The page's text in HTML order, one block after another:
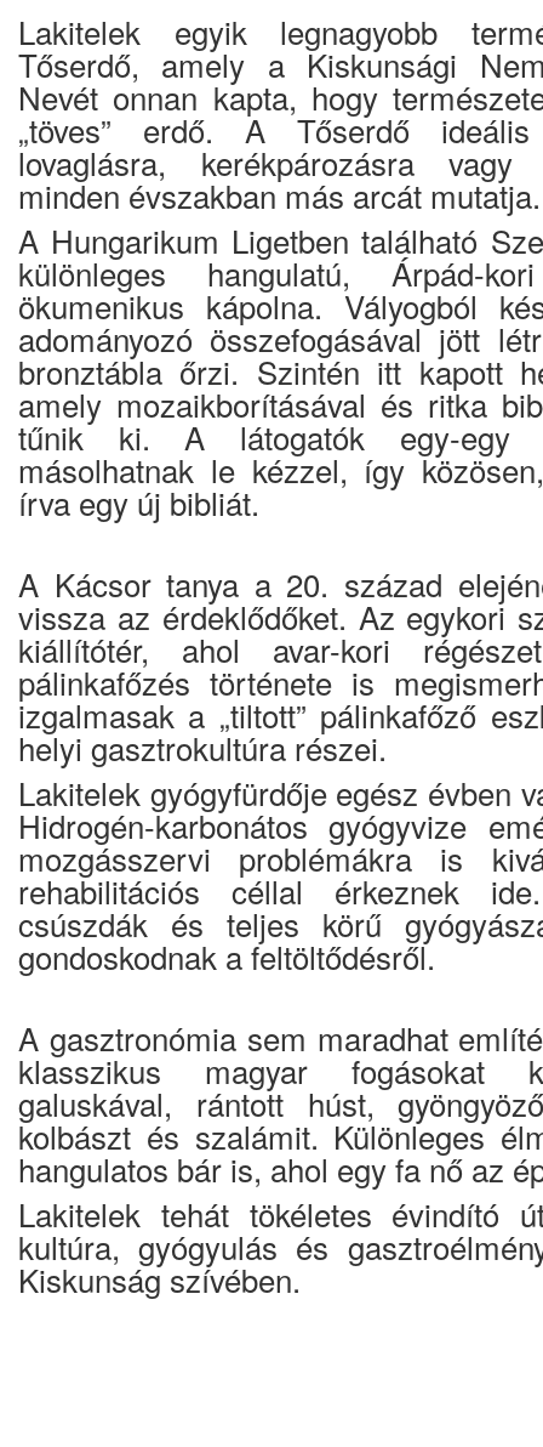
Lakitelek egyik legnagyobb
Tőserdő, amely a Kiskunsági
Nevét onnan kapta, hogy
„töves” erdő. A Tőserdő
lovaglásra, kerékpározásra
minden évszakban más arcát mutatja.
A Hungarikum Ligetben található
különleges hangulatú, Árpád-
ökumenikus kápolna. Vályogból
adományozó összefogásával jött
bronztábla őrzi. Szintén itt kapott
amely mozaikborításával és ritka
tűnik ki. A látogatók egy-egy
másolhatnak le kézzel, így
írva egy új bibliát.
A Kácsor tanya a 20. század
vissza az érdeklődőket. Az egykori
kiállítótér, ahol avar-kori
pálinkafőzés története is
izgalmasak a „tiltott” pálinkafőző
helyi gasztrokultúra részei.
Lakitelek gyógyfürdője egész évben
Hidrogén-karbonátos gyógyvize
mozgásszervi problémákra is
rehabilitációs céllal érkeznek
csúszdák és teljes körű
gondoskodnak a feltöltődésről.
A gasztronómia sem maradhat
klasszikus magyar fogásokat
galuskával, rántott húst,
kolbászt és szalámit. Különleges
hangulatos bár is, ahol egy fa nő az
Lakitelek tehát tökéletes évindító
kultúra, gyógyulás és
Kiskunság szívében.